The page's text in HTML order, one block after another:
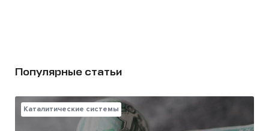
Популярные статьи
Каталитические системы